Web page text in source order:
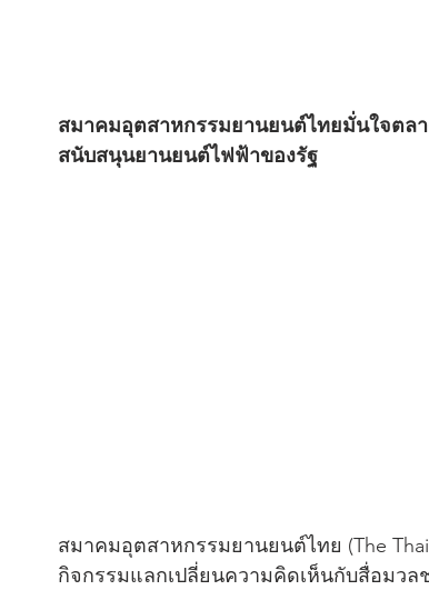
สมาคมอุตสาหกรรมยานยนต์ไทยมั่นใจตล
สนับสนุนยานยนต์ไฟฟ้าของรัฐ
สมาคมอุตสาหกรรมยานยนต์ไทย (The
กิจกรรมแลกเปลี่ยนความคิดเห็นกับสื่อมวล